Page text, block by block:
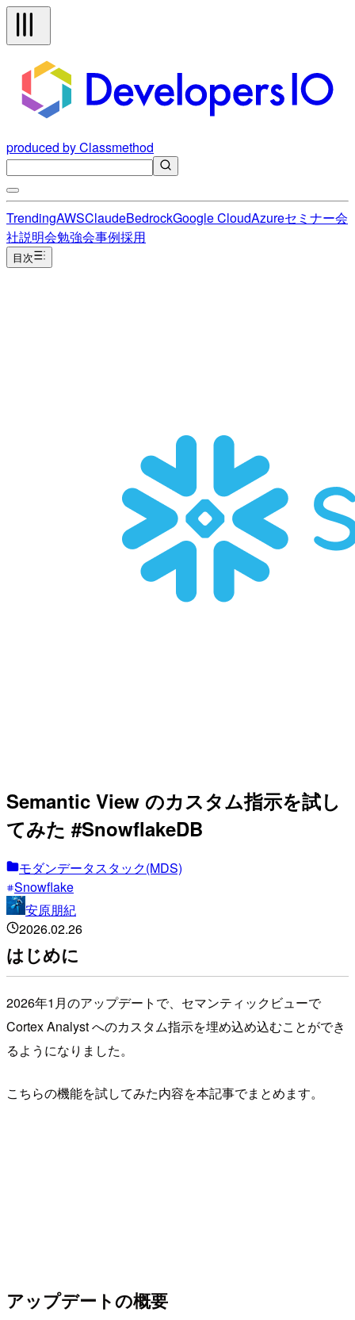
produced by Classmethod
TrendingAWSClaudeBedrockGoogle CloudAzureセミナー会
社説明会勉強会事例採用
目次
Semantic View のカスタム指示を試し
てみた #SnowflakeDB
モダンデータスタック(MDS)
Snowflake
安原朋紀
2026.02.26
はじめに
2026年1月のアップデートで、セマンティックビューで
Cortex Analyst へのカスタム指示を埋め込め込むことができ
るようになりました。
こちらの機能を試してみた内容を本記事でまとめます。
アップデートの概要